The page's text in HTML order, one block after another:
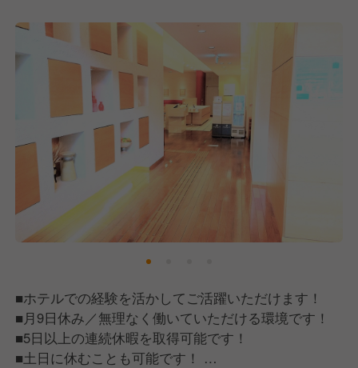
・周辺の観光案内
・チェックイン、チェックアウト業務
・電話・メール応対
・PCへのデータ入力（ホテルシステムはNEHOPSを
使用しています。
（NEHOPS未経験の方には丁寧にお教えします。）
・売上管理
・朝食及びランチのサービスもあり
・その他ホテル運営にかかわる業務全般
■ホテルでの経験を活かしてご活躍いただけます！
■月9日休み／無理なく働いていただける環境です！
■5日以上の連続休暇を取得可能です！
■土日に休むことも可能です！